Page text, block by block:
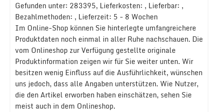
Gefunden unter: 283395, Lieferkosten: , Lieferbar: ,
Bezahlmethoden: , Lieferzeit: 5 - 8 Wochen
Im Online-Shop können Sie hinterlegte umfangreichere
Produktdaten noch einmal in aller Ruhe nachschauen. Die
vom Onlineshop zur Verfügung gestellte originale
Produktinformation zeigen wir für Sie weiter unten. Wir
besitzen wenig Einfluss auf die Ausführlichkeit, wünschen
uns jedoch, dass alle Angaben unterstützen. Wie Nutzer,
die den Artikel erworben haben einschätzen, sehen Sie
meist auch in dem Onlineshop.